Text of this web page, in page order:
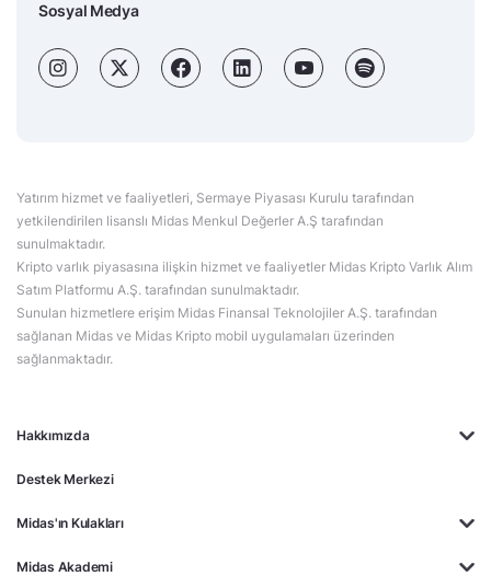
Hakkımızda
Destek Merkezi
Midas'ın Kulakları
Midas Akademi
Sosyal Medya
Yatırım hizmet ve faaliyetleri, Sermaye Piyasası Kurulu tarafından
yetkilendirilen lisanslı Midas Menkul Değerler A.Ş tarafından
sunulmaktadır.
Kripto varlık piyasasına ilişkin hizmet ve faaliyetler Midas Kripto Varlık Alım
Satım Platformu A.Ş. tarafından sunulmaktadır.
Sunulan hizmetlere erişim Midas Finansal Teknolojiler A.Ş. tarafından
sağlanan Midas ve Midas Kripto mobil uygulamaları üzerinden
sağlanmaktadır.